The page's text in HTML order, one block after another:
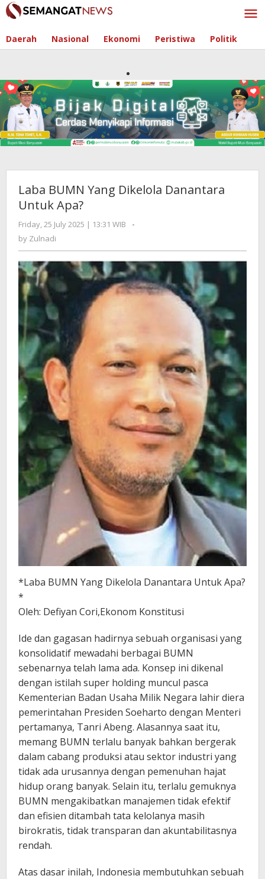
Skip
to
Daerah Nasional Ekonomi Peristiwa Politik
Laba BUMN Yang Dikelola Danantara
Untuk Apa?
Friday, 25 July 2025 | 13:31 WIB
by
-
by Zulnadi
*Laba BUMN Yang Dikelola Danantara Untuk Apa?
*
Oleh: Defiyan Cori,Ekonom Konstitusi
Ide dan gagasan hadirnya sebuah organisasi yang
konsolidatif mewadahi berbagai BUMN
sebenarnya telah lama ada. Konsep ini dikenal
dengan istilah super holding muncul pasca
Kementerian Badan Usaha Milik Negara lahir diera
pemerintahan Presiden Soeharto dengan Menteri
pertamanya, Tanri Abeng. Alasannya saat itu,
memang BUMN terlalu banyak bahkan bergerak
dalam cabang produksi atau sektor industri yang
tidak ada urusannya dengan pemenuhan hajat
hidup orang banyak. Selain itu, terlalu gemuknya
BUMN mengakibatkan manajemen tidak efektif
dan efisien ditambah tata kelolanya masih
birokratis, tidak transparan dan akuntabilitasnya
rendah.
Atas dasar inilah, Indonesia membutuhkan sebuah